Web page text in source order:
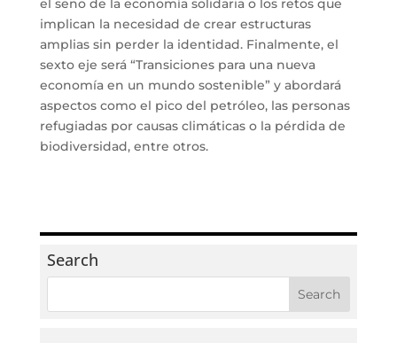
el seno de la economía solidaria o los retos que
implican la necesidad de crear estructuras
amplias sin perder la identidad. Finalmente, el
sexto eje será “Transiciones para una nueva
economía en un mundo sostenible” y abordará
aspectos como el pico del petróleo, las personas
refugiadas por causas climáticas o la pérdida de
biodiversidad, entre otros.
Search